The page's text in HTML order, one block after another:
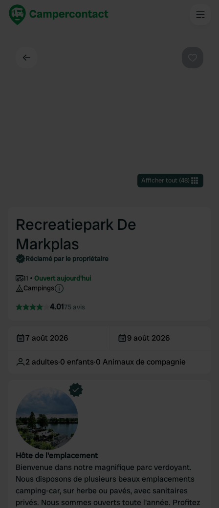
Afficher tout(48)
Recreatiepark De
Markplas
Réclamé par le propriétaire
11
Ouvert aujourd'hui
Campings
4.0175 avis
7 août 2026 9 août 2026
2 adultes·0 enfants·0 Animaux de compagnie
Hôte de l'emplacement
Bienvenue dans notre magnifique parc verdoyant.
Nous disposons de plusieurs beaux emplacements
camping-car, sur herbe ou pavés, avec sanitaires
privés. Nous sommes ouverts toute l'année. Profitez